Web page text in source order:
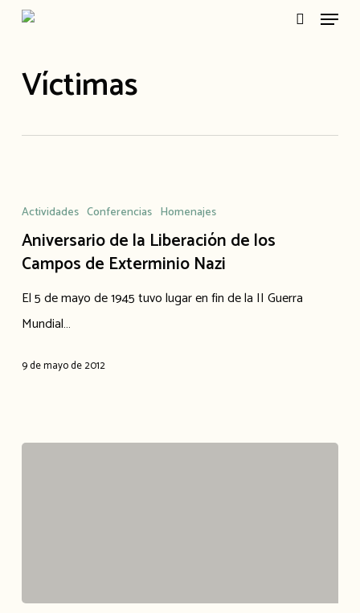
content
Menu
Víctimas
de
la
Liberación
de
Actividades Conferencias Homenajes
Aniversario de la Liberación de los
Campos de Exterminio Nazi
El 5 de mayo de 1945 tuvo lugar en fin de la II Guerra
Mundial…
9 de mayo de 2012